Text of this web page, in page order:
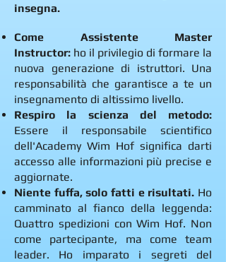
insegna.
Come Assistente Master
Instructor: ho il privilegio di formare la
nuova generazione di istruttori. Una
responsabilità che garantisce a te un
insegnamento di altissimo livello.
Respiro la scienza del metodo:
Essere il responsabile scientifico
dell'Academy Wim Hof significa darti
accesso alle informazioni più precise e
aggiornate.
Niente fuffa, solo fatti e risultati. Ho
camminato al fianco della leggenda:
Quattro spedizioni con Wim Hof. Non
come partecipante, ma come team
leader. Ho imparato i segreti del